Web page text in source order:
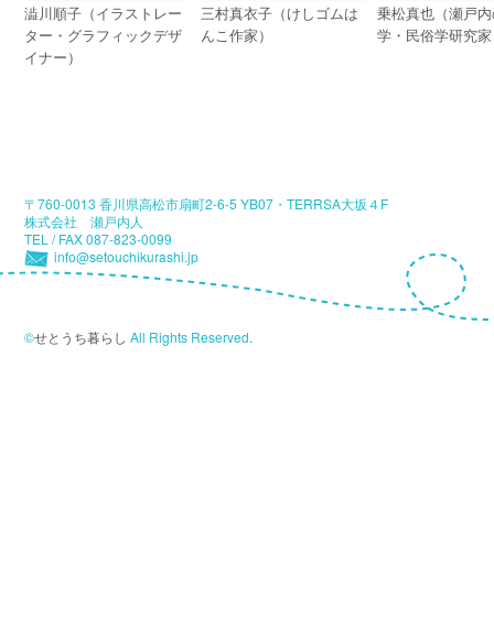
澁川順子（イラストレー
ター・グラフィックデザ
イナー）
三村真衣子（けしゴムは
んこ作家）
乗松真也（瀬戸
学・民俗学研究
〒760-0013 香川県高松市扇町2-6-5 YB07・TERRSA大坂４F
株式会社 瀬戸内人
TEL / FAX 087-823-0099
info@setouchikurashi.jp
©せとうち暮らし All Rights Reserved.